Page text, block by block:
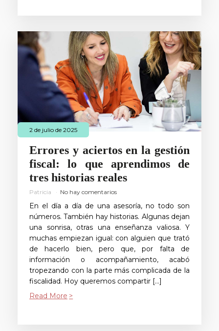
2 de julio de 2025
Errores y aciertos en la gestión
fiscal: lo que aprendimos de
tres historias reales
Patricia No hay comentarios
En el día a día de una asesoría, no todo son
números. También hay historias. Algunas dejan
una sonrisa, otras una enseñanza valiosa. Y
muchas empiezan igual: con alguien que trató
de hacerlo bien, pero que, por falta de
información o acompañamiento, acabó
tropezando con la parte más complicada de la
fiscalidad. Hoy queremos compartir […]
Read More